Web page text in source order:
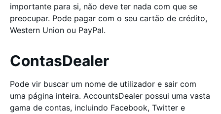
importante para si, não deve ter nada com que se
preocupar. Pode pagar com o seu cartão de crédito,
Western Union ou PayPal.
ContasDealer
Pode vir buscar um nome de utilizador e sair com
uma página inteira. AccountsDealer possui uma vasta
gama de contas, incluindo Facebook, Twitter e